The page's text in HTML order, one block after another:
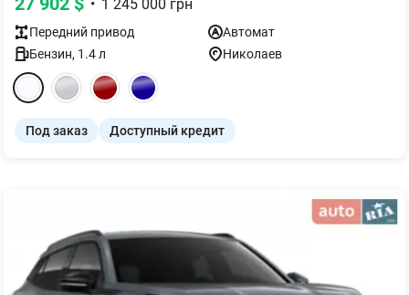
• 1 245 000 грн
Передний привод
Автомат
Бензин, 1.4л Николаев
Под заказ Доступный кредит